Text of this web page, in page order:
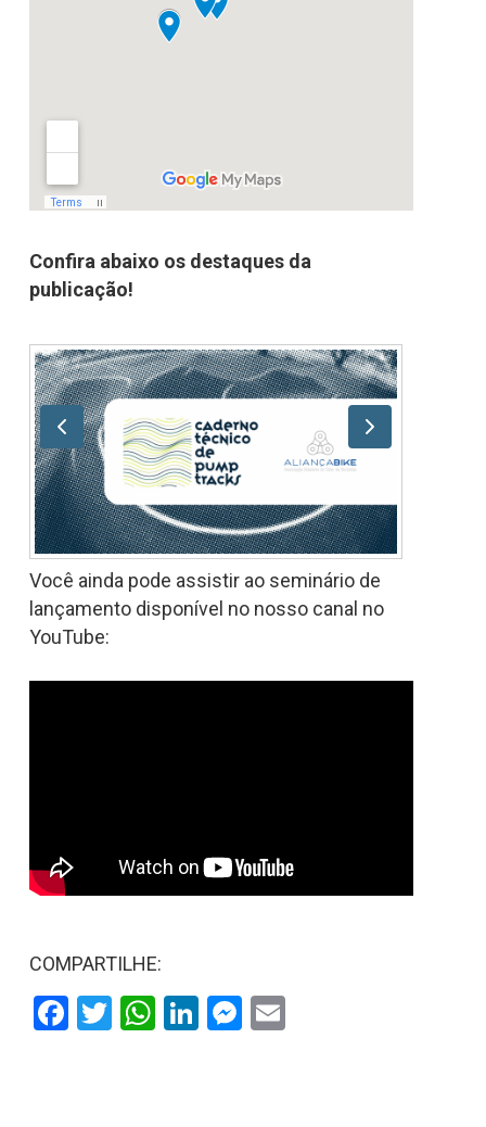
Confira abaixo os destaques da
publicação!
Você ainda pode assistir ao seminário de
lançamento disponível no nosso canal no
YouTube:
COMPARTILHE:
Facebook
TwitterWhatsApp
LinkedIn
Messenger